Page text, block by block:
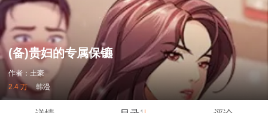
(备)贵妇的专属保镳
作者：土豪
2.4 万
韩漫